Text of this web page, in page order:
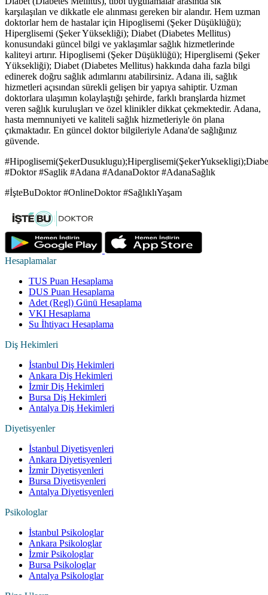
karşılaşılan ve dikkatle ele alınması gereken bir alandır. Hem uzman
doktorlar hem de hastalar için Hipoglisemi (Şeker Düşüklüğü);
Hiperglisemi (Şeker Yüksekliği); Diabet (Diabetes Mellitus)
konusundaki güncel bilgi ve yaklaşımlar sağlık hizmetlerinde
kaliteyi artırır. Hipoglisemi (Şeker Düşüklüğü); Hiperglisemi (Şeker
Yüksekliği); Diabet (Diabetes Mellitus) hakkında daha fazla bilgi
edinerek doğru sağlık adımlarını atabilirsiniz. Adana ili, sağlık
hizmetleri açısından sürekli gelişen bir yapıya sahiptir. Uzman
doktorlara ulaşımın kolaylaştığı şehirde, farklı branşlarda hizmet
veren sağlık kuruluşları ve özel klinikler dikkat çekmektedir. Adana,
hasta memnuniyeti ve kaliteli sağlık hizmetleriyle ön plana
çıkmaktadır. En güncel doktor bilgileriyle Adana'de sağlığınız
güvende.
#Doktor #Saglik #Adana #AdanaDoktor #AdanaSağlık
#İşteBuDoktor #OnlineDoktor #SağlıklıYaşam
Hesaplamalar
TUS Puan Hesaplama
DUS Puan Hesaplama
Adet (Regl) Günü Hesaplama
VKI Hesaplama
Su İhtiyacı Hesaplama
Diş Hekimleri
İstanbul Diş Hekimleri
Ankara Diş Hekimleri
İzmir Diş Hekimleri
Bursa Diş Hekimleri
Antalya Diş Hekimleri
Diyetisyenler
İstanbul Diyetisyenleri
Ankara Diyetisyenleri
İzmir Diyetisyenleri
Bursa Diyetisyenleri
Antalya Diyetisyenleri
Psikologlar
İstanbul Psikologlar
Ankara Psikologlar
İzmir Psikologlar
Bursa Psikologlar
Antalya Psikologlar